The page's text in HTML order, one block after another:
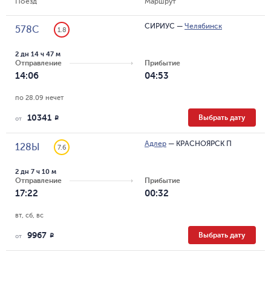
578С 1.8 СИРИУС — Челябинск
Отправление
14:06
2 дн 14 ч 47 м
Прибытие
04:53
по 28.09 нечет
от 10341 R Выбрать дату
128Ы 7.6 Адлер — КРАСНОЯРСК П
Отправление
17:22
2 дн 7 ч 10 м
Прибытие
00:32
вт, сб, вс
от 9967 R Выбрать дату